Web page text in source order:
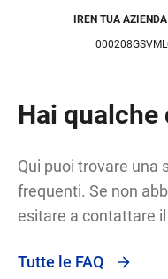
IREN TUA
Hai qualche
Qui puoi trovare una
frequenti. Se non
esitare a contattare
Tutte le FAQ